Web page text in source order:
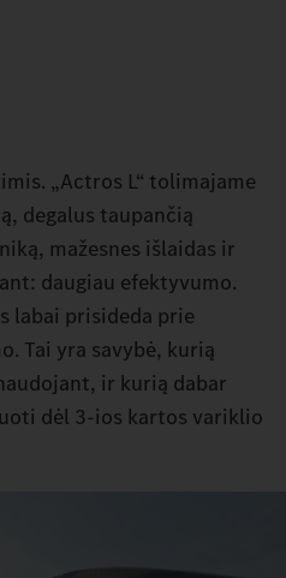
„Actros L“ tolimajame
degalus taupančią
mažesnes išlaidas ir
daugiau efektyvumo.
labai prisideda prie
Tai yra savybė, kurią
ir kurią dabar
dėl 3-ios kartos variklio